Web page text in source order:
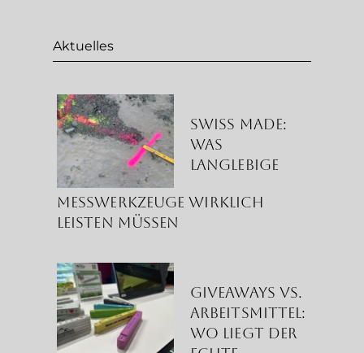
Aktuelles
Swiss Made:
Was
langlebige
Messwerkzeuge wirklich
leisten müssen
Giveaways vs.
Arbeitsmittel:
Wo liegt der